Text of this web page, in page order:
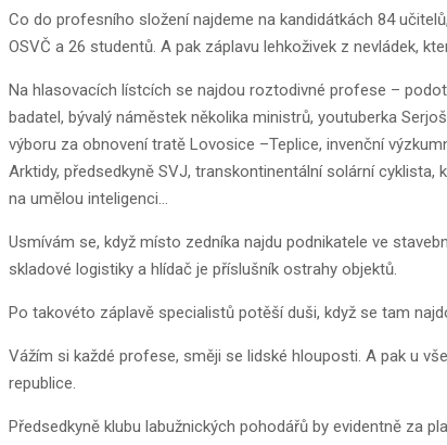
Co do profesního složení najdeme na kandidátkách 84
OSVČ a 26 studentů. A pak záplavu lehkoživek z nevládek,
Na hlasovacích lístcích se najdou roztodivné profese –
badatel, bývalý náměstek několika ministrů, youtuberka
výboru za obnovení tratě Lovosice –Teplice, invenční
Arktidy, předsedkyně SVJ, transkontinentální solární
na umělou inteligenci…
Usmívám se, když místo zedníka najdu podnikatele ve
skladové logistiky a hlídač je příslušník ostrahy objektů.
Po takovéto záplavě specialistů potěší duši, když se tam
Vážím si každé profese, směji se lidské hlouposti. A pak u
republice.
Předsedkyně klubu labužnických pohodářů by evidentně za